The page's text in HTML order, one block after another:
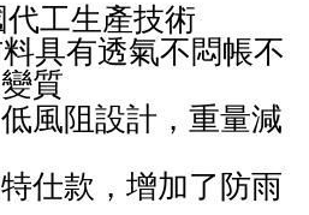
代工生產技術
具有透氣不悶帳不
質
風阻設計，重量減
仕款，增加了防雨